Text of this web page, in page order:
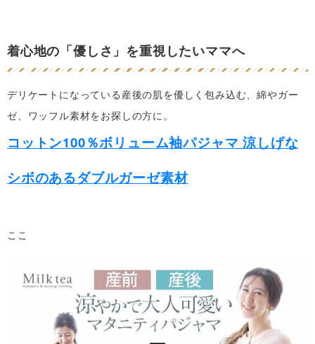
着心地の「優しさ」を重視したいママへ
デリケートになっている産後の肌を優しく包み込む、綿やガー
ゼ、ワッフル素材をお探しの方に。
コットン100％ボリューム袖パジャマ 涼しげな
シボのあるダブルガーゼ素材
ここ